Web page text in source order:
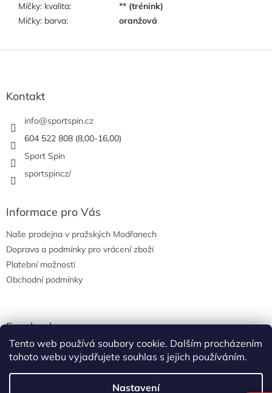
Tento web používá soubory cookie. Dalším procházením
tohoto webu vyjadřujete souhlas s jejich používáním.
Nastavení
Míčky: kvalita:
** (trénink)
Míčky: barva: oranžová
Kontakt
info@sportspin.cz
604 522 808 (8,00-16,00)
Sport Spin
sportspincz/
Informace pro Vás
Naše prodejna v pražských Modřanech
Doprava a podmínky pro vrácení zboží
Platební možnosti
Obchodní podmínky
Facebook
Vytvořil Shoptet